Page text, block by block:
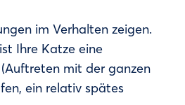
im Verhalten zeigen.
Ihre Katze eine
mit der ganzen
ein relativ spätes